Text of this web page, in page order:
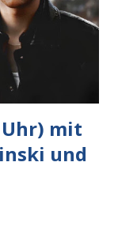
Uhr) mit
und